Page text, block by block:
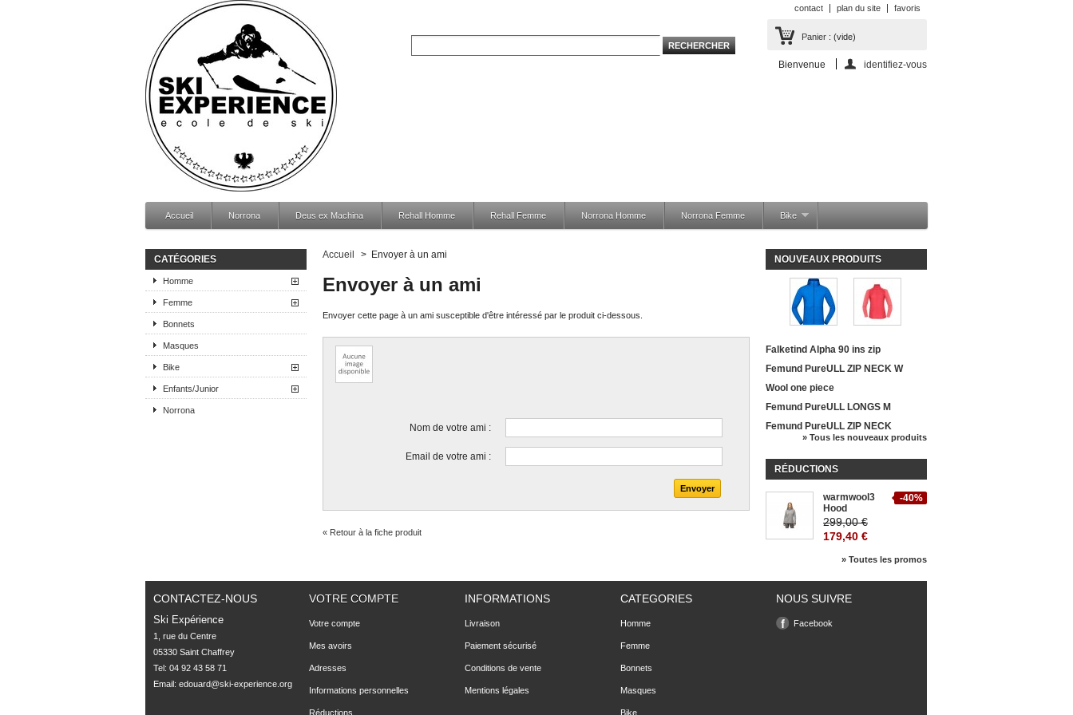
contact plan du site favoris
Panier : (vide)
Bienvenue identifiez-vous
Accueil Norrona Deus ex Machina Rehall Homme Rehall Femme Norrona Homme Norrona Femme Bike
CATÉGORIES
Homme
Femme
Bonnets
Masques
Bike
Enfants/Junior
Norrona
Accueil > Envoyer à un ami
Envoyer à un ami
Envoyer cette page à un ami susceptible d'être intéressé par le produit ci-dessous.
Nom de votre ami :
Email de votre ami :
« Retour à la fiche produit
NOUVEAUX PRODUITS
Falketind Alpha 90 ins zip
Femund PureULL ZIP NECK W
Wool one piece
Femund PureULL LONGS M
Femund PureULL ZIP NECK
» Tous les nouveaux produits
RÉDUCTIONS
-40%
warmwool3
Hood
299,00 €
179,40 €
» Toutes les promos
CONTACTEZ-NOUS
Ski Expérience
1, rue du Centre
05330 Saint Chaffrey
Tel: 04 92 43 58 71
Email: edouard@ski-experience.org
VOTRE COMPTE
Votre compte
Mes avoirs
Adresses
Informations personnelles
Réductions
INFORMATIONS
Livraison
Paiement sécurisé
Conditions de vente
Mentions légales
CATEGORIES
Homme
Femme
Bonnets
Masques
Bike
NOUS SUIVRE
Facebook